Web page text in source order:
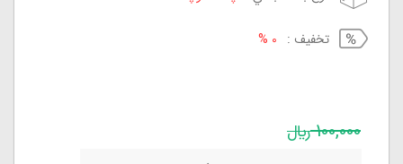
تخفيف : 0 %
100,000 ريال